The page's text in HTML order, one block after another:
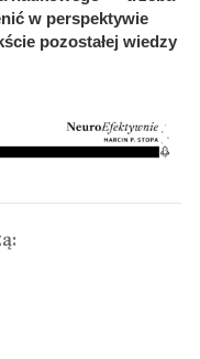
w perspektywie
pozostałej wiedzy